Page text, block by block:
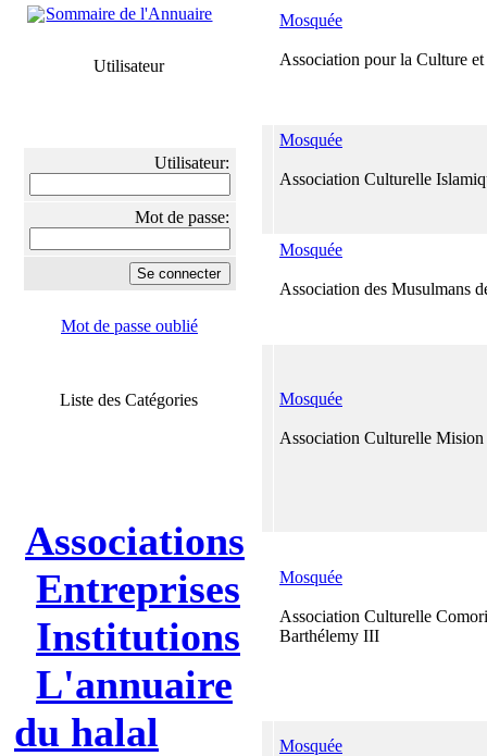
Sommaire de l'Annuaire
Utilisateur
Utilisateur:
Mot de passe:
Mot de passe oublié
Liste des Catégories
Associations
Entreprises
Institutions
L'annuaire
du halal
Mosquée
Association pour la Culture
Mosquée
Association Culturelle
Mosquée
Association des Musulmans
Mosquée
Association Culturelle Mision
Mosquée
Association Culturelle
Barthélemy III
Mosquée